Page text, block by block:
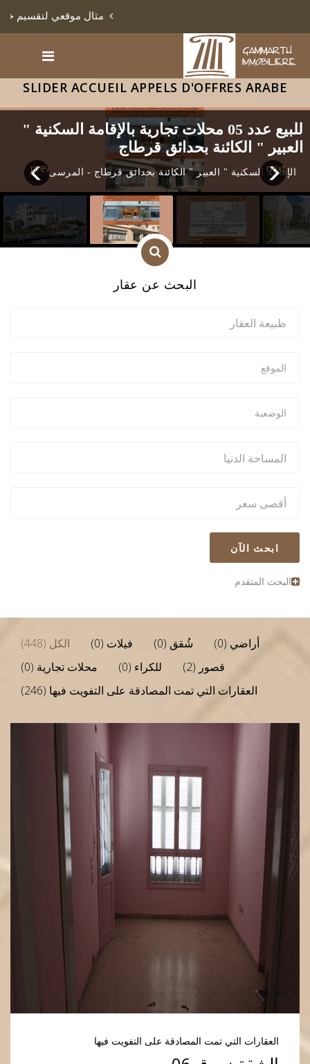
مثال موقعي لتقسيم خليج الأشعاب
SLIDER ACCUEIL APPELS D'OFFRES ARABE
prev next
للبيع عدد 05 محلات تجارية بالإقامة السكنية "
العبير " الكائنة بحدائق قرطاج
الإقامة السكنية " العبير " الكائنة بحدائق قرطاج - المرسى
البحث عن عقار
ابحث الآن
البحث المتقدم
الكل (448) فيلات (0) شُقق (0)
أراضي (0)
محلات تجارية (0)
للكراء (0)
قصور (2)
العقارات التي تمت المصادقة على التفويت فيها (246)
العقارات التي تمت المصادقة على التفويت فيها